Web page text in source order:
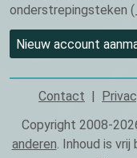
onderstrepingsteken
Footer
Contact
Copyright 2008-
anderen. Inhoud is vrij